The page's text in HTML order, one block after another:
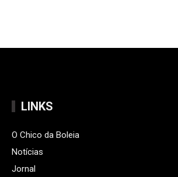
LINKS
O Chico da Boleia
Notícias
Jornal